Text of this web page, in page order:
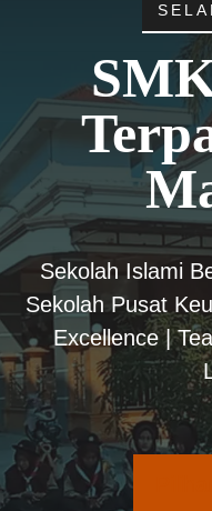
Sekolah Islami
Sekolah Pusat
Excellence |